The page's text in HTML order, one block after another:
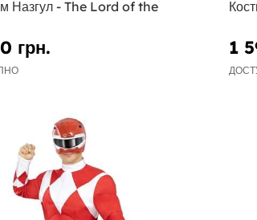
Назгул - The Lord of the
грн. 1